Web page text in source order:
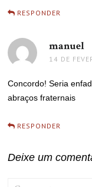
RESPONDER
manuel
14 DE
Concordo! Seria
abraços fraternais
RESPONDER
Deixe um